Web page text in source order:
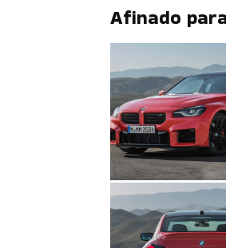
Afinado